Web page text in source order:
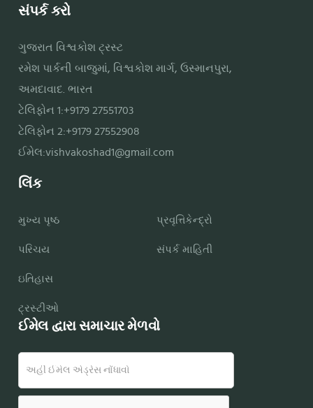
સંપર્ક કરો
ગુજરાત વિશ્વકોશ ટ્રસ્ટ
રમેશ પાર્કની બાજુમાં, વિશ્વકોશ માર્ગ, ઉસ્માનપુરા,
અમદાવાદ. ભારત
ટેલિફોન 1:+9179 27551703
ટેલિફોન 2:+9179 27552908
ઈમેલ:vishvakoshad1@gmail.com
લિંક
મુખ્ય પૃષ્ઠ
પરિચય
ઇતિહાસ
ટ્રસ્ટીઓ
પ્રવૃત્તિકેન્દ્રો
સંપર્ક માહિતી
ઈમેલ દ્વારા સમાચાર મેળવો